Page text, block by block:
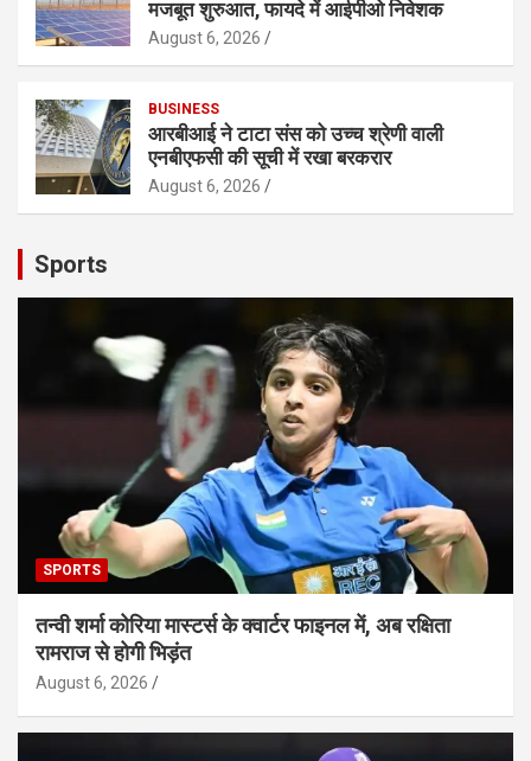
मजबूत शुरुआत, फायदे में आईपीओ निवेशक
August 6, 2026
BUSINESS
आरबीआई ने टाटा संस को उच्च श्रेणी वाली
एनबीएफसी की सूची में रखा बरकरार
August 6, 2026
Sports
SPORTS
तन्वी शर्मा कोरिया मास्टर्स के क्वार्टर फाइनल में, अब रक्षिता
रामराज से होगी भिड़ंत
August 6, 2026